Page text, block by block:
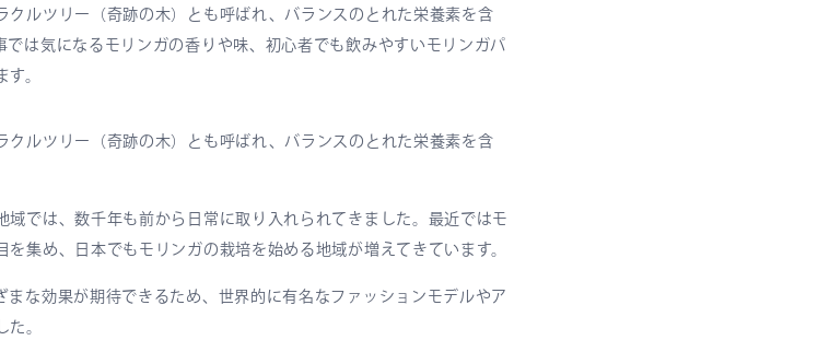
ルツリー（奇跡の木）とも呼ばれ、バランスのとれた栄養素を含
は気になるモリンガの香りや味、初心者でも飲みやすいモリンガパ
。
ルツリー（奇跡の木）とも呼ばれ、バランスのとれた栄養素を含
では、数千年も前から日常に取り入れられてきました。最近ではモ
集め、日本でもモリンガの栽培を始める地域が増えてきています。
な効果が期待できるため、世界的に有名なファッションモデルやア
。